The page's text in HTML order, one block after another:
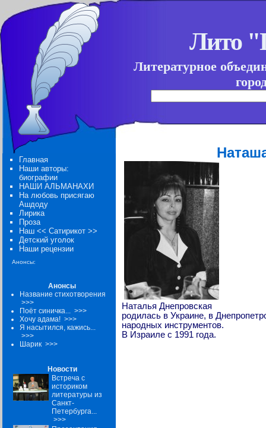
Лито
Литературное
Главная
Наши авторы:
биографии
НАШИ АЛЬМАНАХИ
На любовь присягаю
Ашдоду
Лирика
Проза
Наш << Сатирикот >>
Детский уголок
Наши рецензии
Анонсы:
Анонсы
Название стихотворения
>>>
Поёт синичка... >>>
Хочу адама! >>>
Я насытился, кажись...
>>>
Шарик >>>
Новости
Встреча с
историком
литературы из
Санкт-
Петербурга...
>>>
Наталья Днепровская
родилась в Украине, в
народных инструментов.
В Израиле с 1991 года.